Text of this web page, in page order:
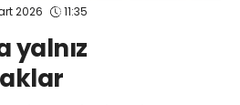
2026 11:35
yalnız
info@spor41.com